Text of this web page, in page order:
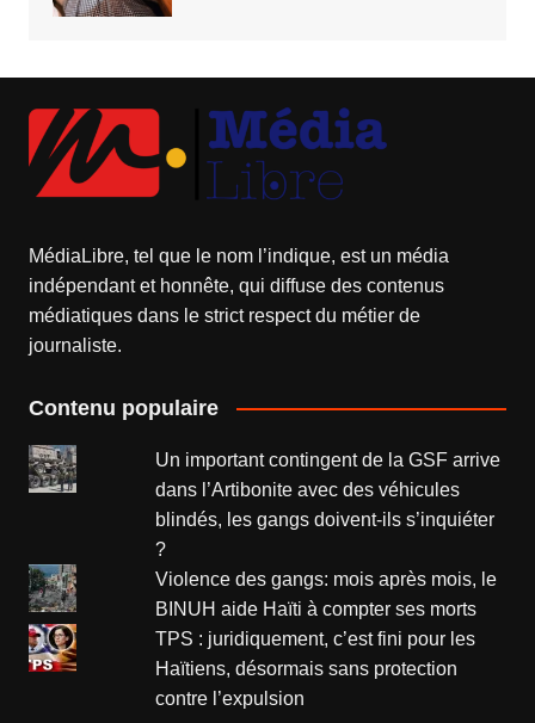
MédiaLibre, tel que le nom l’indique, est un média
indépendant et honnête, qui diffuse des contenus
médiatiques dans le strict respect du métier de
journaliste.
Contenu populaire
Un important contingent de la GSF arrive
dans l’Artibonite avec des véhicules
blindés, les gangs doivent-ils s’inquiéter
?
Violence des gangs: mois après mois, le
BINUH aide Haïti à compter ses morts
TPS : juridiquement, c’est fini pour les
Haïtiens, désormais sans protection
contre l’expulsion